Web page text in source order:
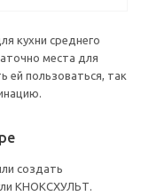
кухни среднего
места для
ей пользоваться, так
создать
КНОКСХУЛЬТ.